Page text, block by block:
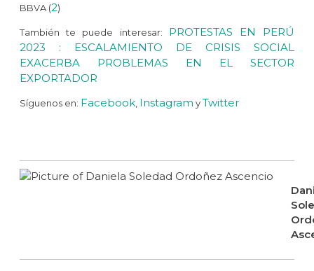
BBVA (2)
También te puede interesar: PROTESTAS EN PERÚ
2023 : ESCALAMIENTO DE CRISIS SOCIAL
EXACERBA PROBLEMAS EN EL SECTOR
EXPORTADOR
Síguenos en: Facebook, Instagram yTwitter